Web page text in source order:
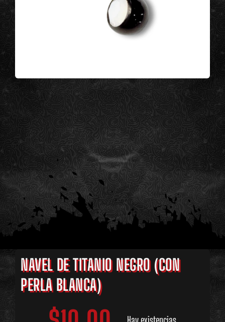
NAVEL DE TITANIO NEGRO (CON
PERLA BLANCA)